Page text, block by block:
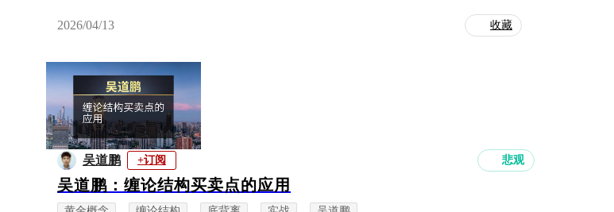
2026/04/13 收藏
吴道鹏 +订阅 悲观
吴道鹏：缠论结构买卖点的应用